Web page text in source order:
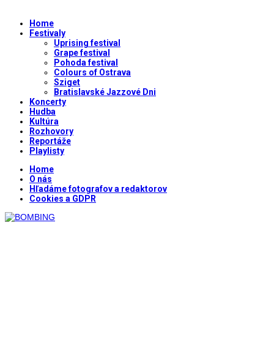
Home
Festivaly
Uprising festival
Grape festival
Pohoda festival
Colours of Ostrava
Sziget
Bratislavské Jazzové Dni
Koncerty
Hudba
Kultúra
Rozhovory
Reportáže
Playlisty
Home
O nás
Hľadáme fotografov a redaktorov
Cookies a GDPR